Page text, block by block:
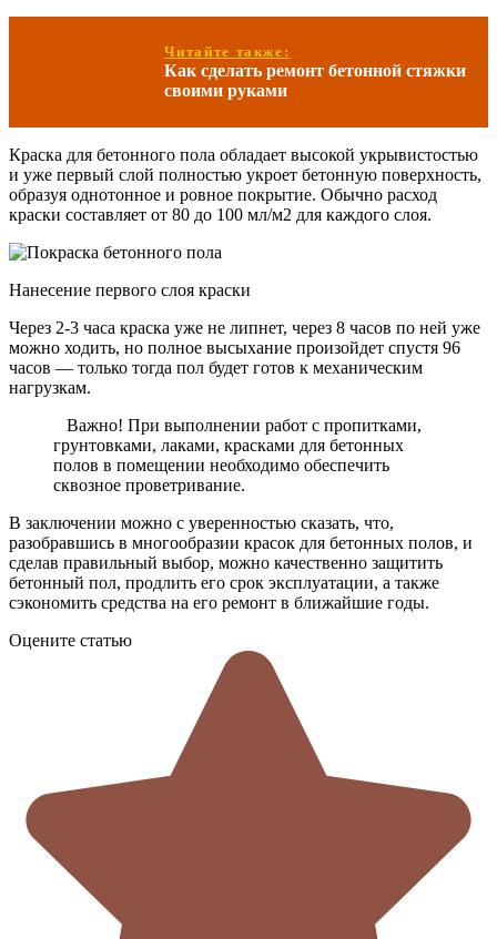
Читайте также:
Как сделать ремонт бетонной стяжки
своими руками
Краска для бетонного пола обладает высокой укрывистостью
и уже первый слой полностью укроет бетонную поверхность,
образуя однотонное и ровное покрытие. Обычно расход
краски составляет от 80 до 100 мл/м2 для каждого слоя.
Нанесение первого слоя краски
Через 2-3 часа краска уже не липнет, через 8 часов по ней уже
можно ходить, но полное высыхание произойдет спустя 96
часов — только тогда пол будет готов к механическим
нагрузкам.
Важно! При выполнении работ с пропитками,
грунтовками, лаками, красками для бетонных
полов в помещении необходимо обеспечить
сквозное проветривание.
В заключении можно с уверенностью сказать, что,
разобравшись в многообразии красок для бетонных полов, и
сделав правильный выбор, можно качественно защитить
бетонный пол, продлить его срок эксплуатации, а также
сэкономить средства на его ремонт в ближайшие годы.
Оцените статью